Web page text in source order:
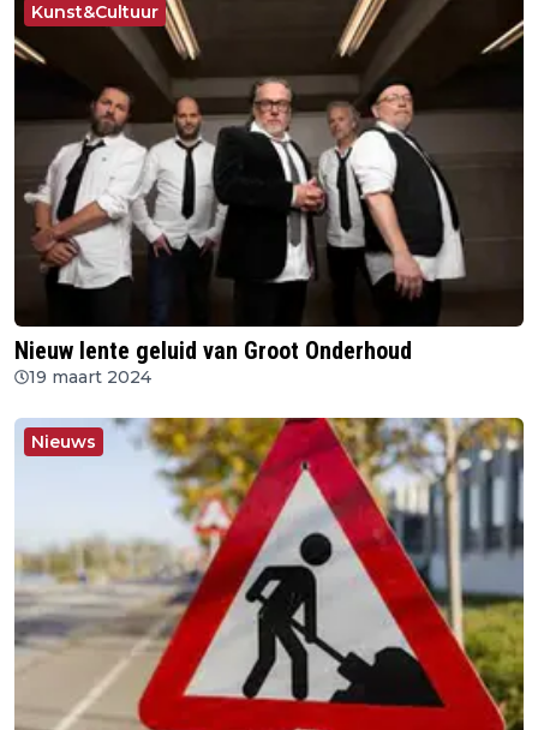
Kunst&Cultuur
Nieuw lente geluid van Groot Onderhoud
19 maart 2024
Nieuws